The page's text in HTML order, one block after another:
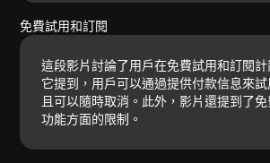
免費試用和訂閱
這段影片討論了用戶在免費試用和訂閱計
它提到，用戶可以通過提供付款信息來
且可以隨時取消。此外，影片還提到了
功能方面的限制。